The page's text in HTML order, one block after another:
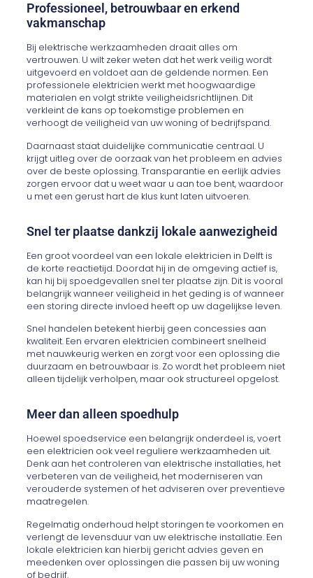
Professioneel, betrouwbaar en erkend
vakmanschap
Bij elektrische werkzaamheden draait alles om
vertrouwen. U wilt zeker weten dat het werk veilig wordt
uitgevoerd en voldoet aan de geldende normen. Een
professionele elektricien werkt met hoogwaardige
materialen en volgt strikte veiligheidsrichtlijnen. Dit
verkleint de kans op toekomstige problemen en
verhoogt de veiligheid van uw woning of bedrijfspand.
Daarnaast staat duidelijke communicatie centraal. U
krijgt uitleg over de oorzaak van het probleem en advies
over de beste oplossing. Transparantie en eerlijk advies
zorgen ervoor dat u weet waar u aan toe bent, waardoor
u met een gerust hart de klus kunt laten uitvoeren.
Snel ter plaatse dankzij lokale aanwezigheid
Een groot voordeel van een lokale elektricien in Delft is
de korte reactietijd. Doordat hij in de omgeving actief is,
kan hij bij spoedgevallen snel ter plaatse zijn. Dit is vooral
belangrijk wanneer veiligheid in het geding is of wanneer
een storing directe invloed heeft op uw dagelijkse leven.
Snel handelen betekent hierbij geen concessies aan
kwaliteit. Een ervaren elektricien combineert snelheid
met nauwkeurig werken en zorgt voor een oplossing die
duurzaam en betrouwbaar is. Zo wordt het probleem niet
alleen tijdelijk verholpen, maar ook structureel opgelost.
Meer dan alleen spoedhulp
Hoewel spoedservice een belangrijk onderdeel is, voert
een elektricien ook veel reguliere werkzaamheden uit.
Denk aan het controleren van elektrische installaties, het
verbeteren van de veiligheid, het moderniseren van
verouderde systemen of het adviseren over preventieve
maatregelen.
Regelmatig onderhoud helpt storingen te voorkomen en
verlengt de levensduur van uw elektrische installatie. Een
lokale elektricien kan hierbij gericht advies geven en
meedenken over oplossingen die passen bij uw woning
of bedrijf.